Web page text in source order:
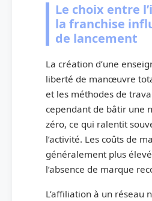
Le choix entre
la franchise
de lancement
La création d’une
liberté de manœuvre
et les méthodes de
cependant de bâtir une
zéro, ce qui ralentit
l’activité. Les coûts de
généralement plus
l’absence de marque
L’affiliation à un réseau